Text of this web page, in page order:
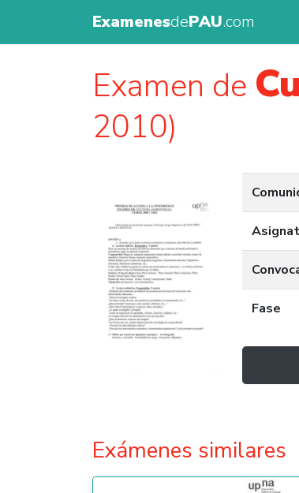
ExamenesdePAU.com
Examen de
2010)
Fase
Exámenes similares